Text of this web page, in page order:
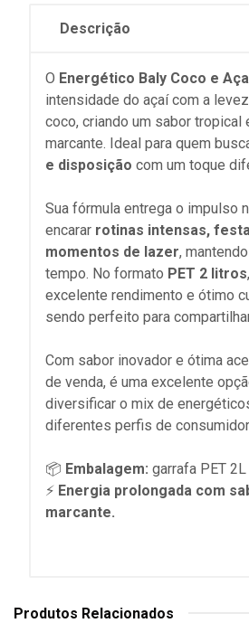
Descrição
O Energético Baly Coco e
intensidade do açaí com a
coco, criando um sabor tropical
marcante. Ideal para quem
e disposição com um toque
Sua fórmula entrega o impulso
encarar rotinas intensas,
momentos de lazer,
tempo. No formato PET 2 litros
excelente rendimento e ótimo
sendo perfeito para
Com sabor inovador e ótima
de venda, é uma excelente
diversificar o mix de
diferentes perfis de
📦 Embalagem: garrafa PET 2L
⚡ Energia prolongada com
marcante.
Produtos Relacionados